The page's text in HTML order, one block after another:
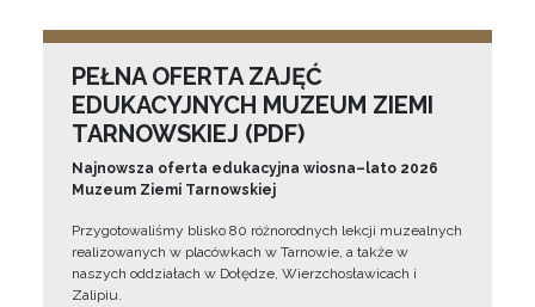
PEŁNA OFERTA ZAJĘĆ
EDUKACYJNYCH MUZEUM ZIEMI
TARNOWSKIEJ (PDF)
Najnowsza oferta edukacyjna wiosna–lato 2026
Muzeum Ziemi Tarnowskiej
Przygotowaliśmy blisko 80 różnorodnych lekcji muzealnych
realizowanych w placówkach w Tarnowie, a także w
naszych oddziałach w Dołędze, Wierzchosławicach i
Zalipiu.